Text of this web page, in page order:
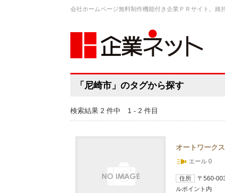
会社ホームページ無料制作機能付き企業ＰＲサイト。
「尼崎市」のタグから探す
検索結果 2 件中 1 - 2 件目
オートワークス
エール 0
住所
〒560-
ルポイント内